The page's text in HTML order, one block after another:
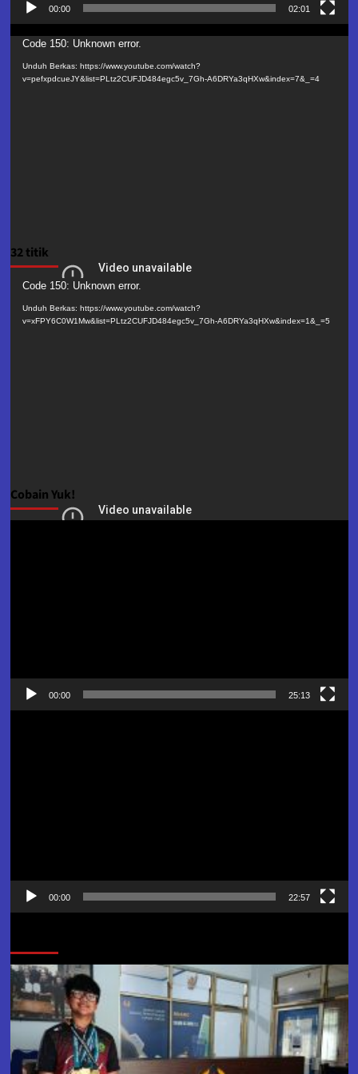
00:00 02:01
Pemutar
Video
Code 150: Unknown error.
Unduh Berkas: https://www.youtube.com/watch?
v=pefxpdcueJY&list=PLtz2CUFJD484egc5v_7Gh-A6DRYa3qHXw&index=7&_=4
32 titik
Pemutar
Video
Code 150: Unknown error.
Unduh Berkas: https://www.youtube.com/watch?
v=xFPY6C0W1Mw&list=PLtz2CUFJD484egc5v_7Gh-A6DRYa3qHXw&index=1&_=5
Cobain Yuk!
00:00 25:13
00:00 22:57